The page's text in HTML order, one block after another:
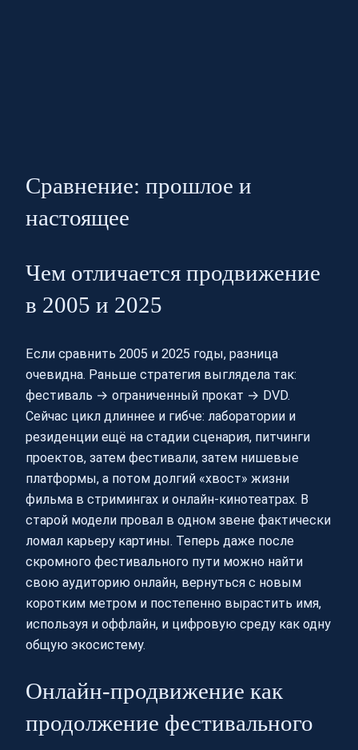
Сравнение: прошлое и
настоящее
Чем отличается продвижение
в 2005 и 2025
Если сравнить 2005 и 2025 годы, разница
очевидна. Раньше стратегия выглядела так:
фестиваль → ограниченный прокат → DVD.
Сейчас цикл длиннее и гибче: лаборатории и
резиденции ещё на стадии сценария, питчинги
проектов, затем фестивали, затем нишевые
платформы, а потом долгий «хвост» жизни
фильма в стримингах и онлайн-кинотеатрах. В
старой модели провал в одном звене фактически
ломал карьеру картины. Теперь даже после
скромного фестивального пути можно найти
свою аудиторию онлайн, вернуться с новым
коротким метром и постепенно вырастить имя,
используя и оффлайн, и цифровую среду как одну
общую экосистему.
Онлайн-продвижение как
продолжение фестивального